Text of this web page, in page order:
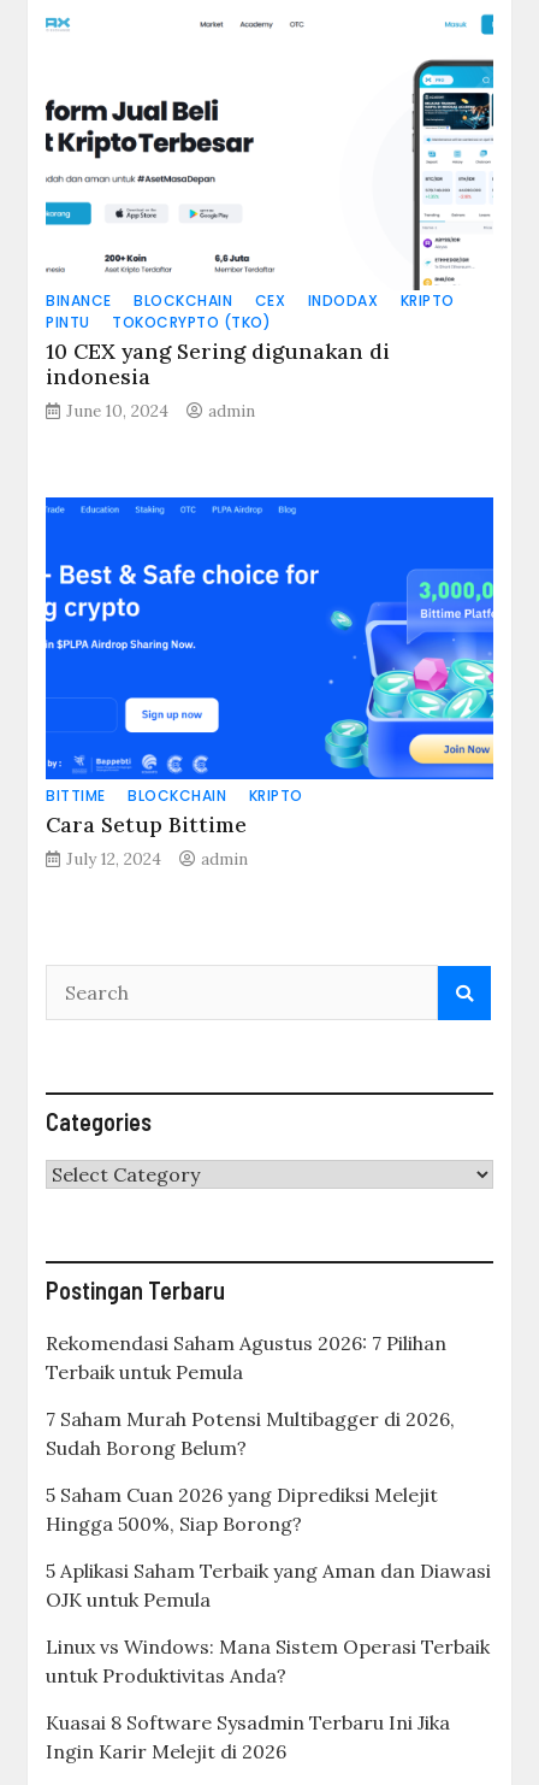
BINANCE BLOCKCHAIN CEX INDODAX
KRIPTO
PINTU
TOKOCRYPTO (TKO)
10 CEX yang Sering digunakan di
indonesia
June 10, 2024 admin
BITTIME BLOCKCHAIN KRIPTO
Cara Setup Bittime
July 12, 2024 admin
Categories
Categories
Postingan Terbaru
Rekomendasi Saham Agustus 2026: 7 Pilihan
Terbaik untuk Pemula
7 Saham Murah Potensi Multibagger di 2026,
Sudah Borong Belum?
5 Saham Cuan 2026 yang Diprediksi Melejit
Hingga 500%, Siap Borong?
5 Aplikasi Saham Terbaik yang Aman dan Diawasi
OJK untuk Pemula
Linux vs Windows: Mana Sistem Operasi Terbaik
untuk Produktivitas Anda?
Kuasai 8 Software Sysadmin Terbaru Ini Jika
Ingin Karir Melejit di 2026